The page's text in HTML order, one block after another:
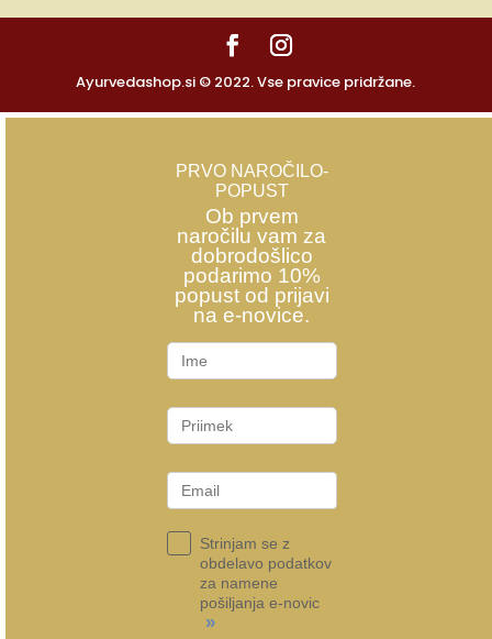
Ayurvedashop.si © 2022. Vse pravice pridržane.
PRVO NAROČILO-
POPUST
Ob prvem
naročilu vam za
dobrodošlico
podarimo 10%
popust od prijavi
na e-novice.
Strinjam se z
obdelavo podatkov
za namene
pošiljanja e-novic
»